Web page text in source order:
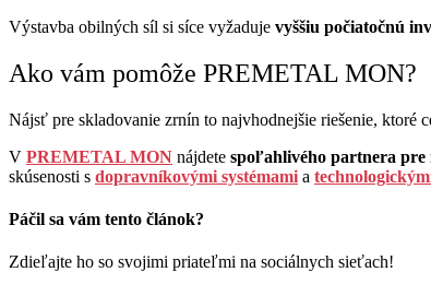
Výstavba obilných síl si síce vyžaduje vyššiu počiatočnú
Ako vám pomôže PREMETAL MON?
Nájsť pre skladovanie zrnín to najvhodnejšie riešenie, ktoré
V PREMETAL MON nájdete spoľahlivého partnera pre
skúsenosti s dopravníkovými systémami a
Páčil sa vám tento článok?
Zdieľajte ho so svojimi priateľmi na sociálnych sieťach!